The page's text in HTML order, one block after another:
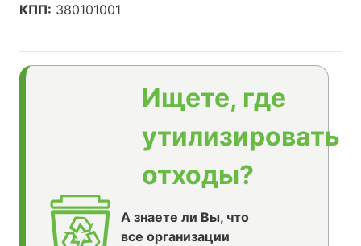
КПП: 380101001
Ищете, где
утилизировать
отходы?
А знаете ли Вы, что
все организации